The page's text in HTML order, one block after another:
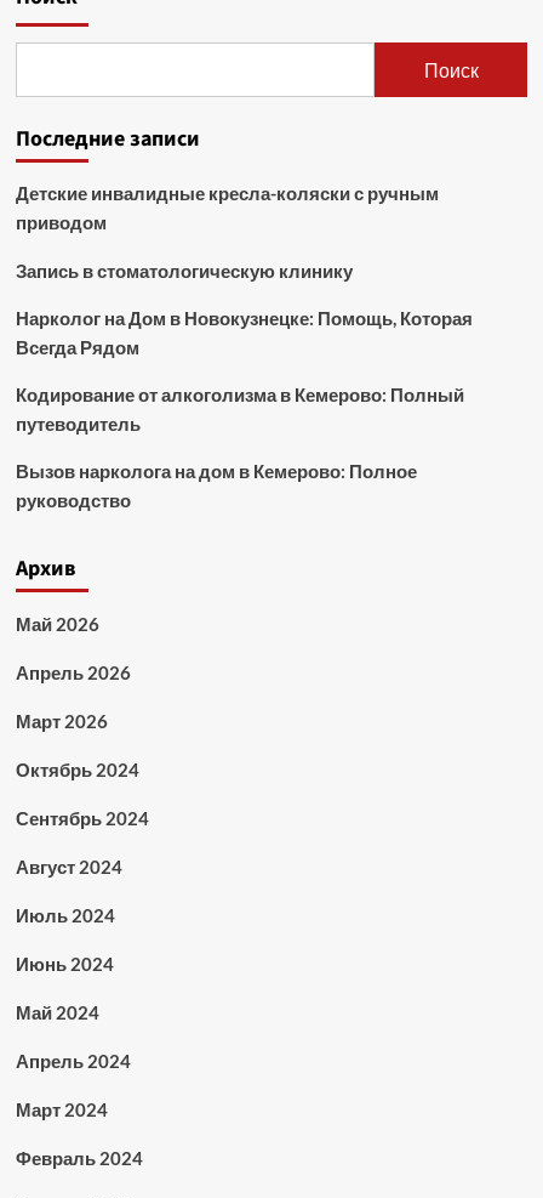
Поиск
Последние записи
Детские инвалидные кресла-коляски с ручным
приводом
Запись в стоматологическую клинику
Нарколог на Дом в Новокузнецке: Помощь, Которая
Всегда Рядом
Кодирование от алкоголизма в Кемерово: Полный
путеводитель
Вызов нарколога на дом в Кемерово: Полное
руководство
Архив
Май 2026
Апрель 2026
Март 2026
Октябрь 2024
Сентябрь 2024
Август 2024
Июль 2024
Июнь 2024
Май 2024
Апрель 2024
Март 2024
Февраль 2024